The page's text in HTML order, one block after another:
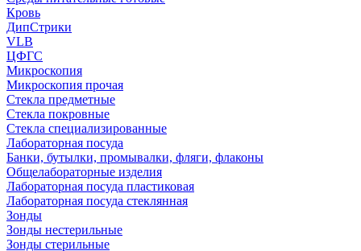
Кровь
ДипСтрики
VLB
ЦФГС
Микроскопия
Микроскопия прочая
Стекла предметные
Стекла покровные
Стекла специализированные
Лабораторная посуда
Банки, бутылки, промывалки, фляги, флаконы
Общелабораторные изделия
Лабораторная посуда пластиковая
Лабораторная посуда стеклянная
Зонды
Зонды нестерильные
Зонды стерильные